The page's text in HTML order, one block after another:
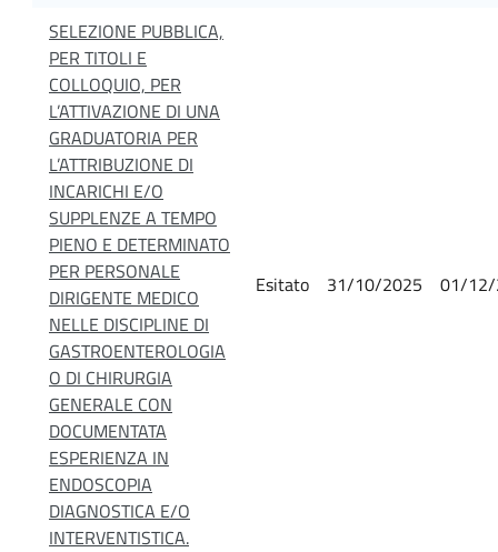
SELEZIONE PUBBLICA,
PER TITOLI E
COLLOQUIO, PER
L’ATTIVAZIONE DI UNA
GRADUATORIA PER
L’ATTRIBUZIONE DI
INCARICHI E/O
SUPPLENZE A TEMPO
PIENO E DETERMINATO
PER PERSONALE
DIRIGENTE MEDICO
NELLE DISCIPLINE DI
GASTROENTEROLOGIA
O DI CHIRURGIA
GENERALE CON
DOCUMENTATA
ESPERIENZA IN
ENDOSCOPIA
DIAGNOSTICA E/O
INTERVENTISTICA.
Esitato 31/10/2025 01/